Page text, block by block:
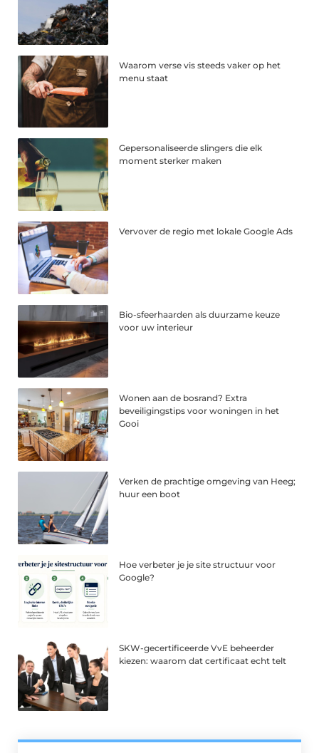
Waarom verse vis steeds vaker op het
menu staat
Gepersonaliseerde slingers die elk
moment sterker maken
Vervover de regio met lokale Google Ads
Bio-sfeerhaarden als duurzame keuze
voor uw interieur
Wonen aan de bosrand? Extra
beveiligingstips voor woningen in het
Gooi
Verken de prachtige omgeving van Heeg;
huur een boot
Hoe verbeter je je site structuur voor
Google?
SKW-gecertificeerde VvE beheerder
kiezen: waarom dat certificaat echt telt